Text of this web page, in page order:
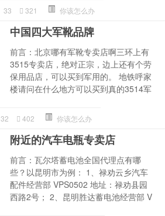
33 321 你该怎么办
中国四大军靴品牌
前言：北京哪有军靴专卖店啊三环上有
3515专卖店，绝对正宗，边上还有个劳
保用品店，可以买到军用的。 地铁呼家
楼请问在什么地方可以买到真的3514军
32 402 你该怎么办
附近的汽车电瓶专卖店
前言：瓦尔塔蓄电池全国代理点有哪
些？以昆明市为例： 1、禄劝云乡汽车
配件经营部 VPS0502 地址：禄劝县园
西路2号； 2、昆明胜达蓄电池经营部 V